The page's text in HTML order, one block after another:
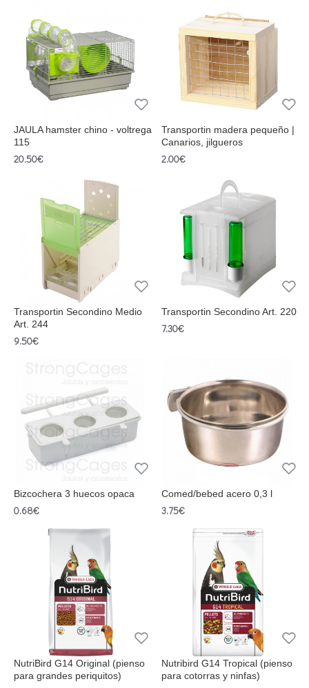
JAULA hamster chino - voltrega
115
20.50€
Transportin madera pequeño |
Canarios, jilgueros
2.00€
Transportin Secondino Medio
Art. 244
9.50€
Transportin Secondino Art. 220
7.30€
Bizcochera 3 huecos opaca
0.68€
Comed/bebed acero 0,3 l
3.75€
NutriBird G14 Original (pienso
para grandes periquitos)
Nutribird G14 Tropical (pienso
para cotorras y ninfas)